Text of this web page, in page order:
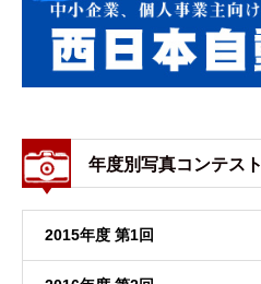
年度別写真コンテスト
2015年度 第1回